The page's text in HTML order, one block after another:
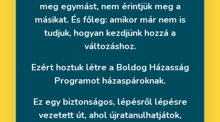
meg egymást, nem érintjük meg a
másikat. És főleg: amikor már nem is
tudjuk, hogyan kezdjünk hozzá a
változáshoz.
Ezért hoztuk létre a Boldog Házasság
Programot házaspároknak.
Ez egy biztonságos, lépésről lépésre
vezetett út, ahol újratanulhatjátok,